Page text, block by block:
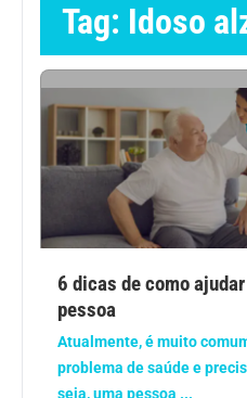
Destaque
Bem estar
Vida Saudável
Saúde da mulher
Anemia
Anestesia
Aparelho Digestivo
Tag: Idoso
6 dicas de como
pessoa
Atualmente, é muito
problema de saúde e
seja, uma pessoa ...